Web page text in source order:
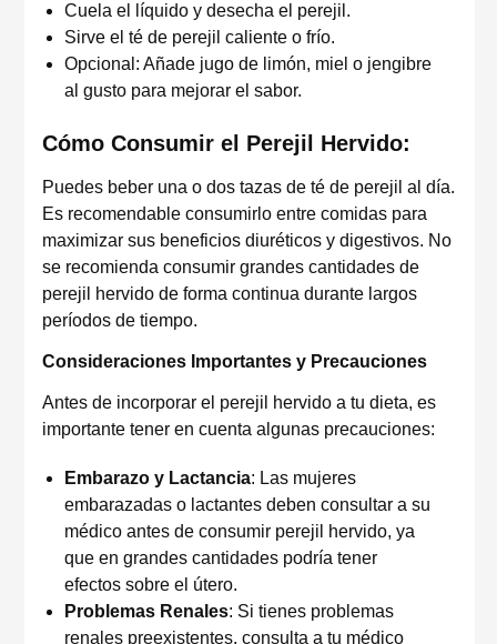
Cuela el líquido y desecha el perejil.
Sirve el té de perejil caliente o frío.
Opcional: Añade jugo de limón, miel o jengibre
al gusto para mejorar el sabor.
Cómo Consumir el Perejil Hervido:
Puedes beber una o dos tazas de té de perejil al día.
Es recomendable consumirlo entre comidas para
maximizar sus beneficios diuréticos y digestivos. No
se recomienda consumir grandes cantidades de
perejil hervido de forma continua durante largos
períodos de tiempo.
Consideraciones Importantes y Precauciones
Antes de incorporar el perejil hervido a tu dieta, es
importante tener en cuenta algunas precauciones:
Embarazo y Lactancia: Las mujeres
embarazadas o lactantes deben consultar a su
médico antes de consumir perejil hervido, ya
que en grandes cantidades podría tener
efectos sobre el útero.
Problemas Renales: Si tienes problemas
renales preexistentes, consulta a tu médico